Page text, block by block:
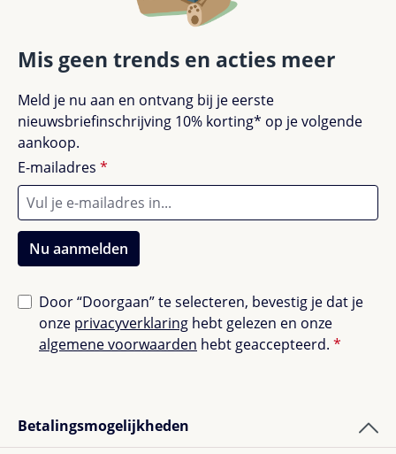
Geen beoordelingen gevonden. Deel je
ervaringen met anderen.
Mis geen trends en acties meer
Meld je nu aan en ontvang bij je eerste
nieuwsbriefinschrijving 10% korting* op je volgende
aankoop.
E-mailadres *
Nu aanmelden
Door “Doorgaan” te selecteren, bevestig je dat je
onze privacyverklaring hebt gelezen en onze
algemene voorwaarden hebt geaccepteerd. *
Betalingsmogelijkheden